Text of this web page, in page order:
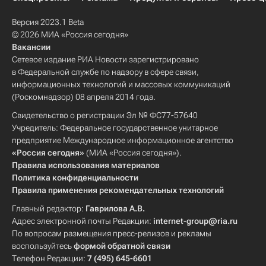
Версия 2023.1 Beta
© 2026 МИА «Россия сегодня»
Вакансии
Сетевое издание РИА Новости зарегистрировано
в Федеральной службе по надзору в сфере связи,
информационных технологий и массовых коммуникаций
(Роскомнадзор) 08 апреля 2014 года.
Свидетельство о регистрации Эл № ФС77-57640
Учредитель: Федеральное государственное унитарное
предприятие Международное информационное агентство
«Россия сегодня» (МИА «Россия сегодня»).
Правила использования материалов
Политика конфиденциальности
Правила применения рекомендательных технологий
Главный редактор: Гаврилова А.В.
Адрес электронной почты Редакции: internet-group@ria.ru
По вопросам размещения пресс-релизов и рекламы
воспользуйтесьформой обратной связи
Телефон Редакции: 7 (495) 645-6601